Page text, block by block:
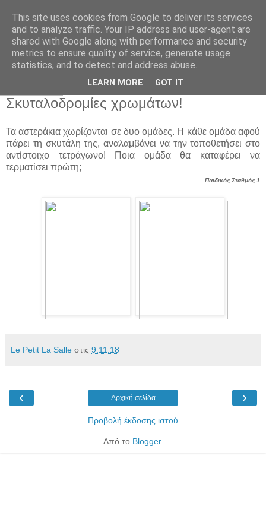
Παιδικός Σταθμός-
Νηπιαγωγείο "ΔΕΛΑΣΑΛ"
Σκυταλοδρομίες χρωμάτων!
Τα αστεράκια χωρίζονται σε δυο ομάδες. Η κάθε ομάδα αφού
πάρει τη σκυτάλη της, αναλαμβάνει να την τοποθετήσει στο
αντίστοιχο τετράγωνο! Ποια ομάδα θα καταφέρει να
τερματίσει πρώτη;
Παιδικός Σταθμός 1
Le Petit La Salle στις 9.11.18
‹ ›
Αρχική σελίδα
Προβολή έκδοσης ιστού
Από το Blogger.
This site uses cookies from Google to deliver its services
and to analyze traffic. Your IP address and user-agent are
shared with Google along with performance and security
metrics to ensure quality of service, generate usage
statistics, and to detect and address abuse.
LEARN MORE GOT IT